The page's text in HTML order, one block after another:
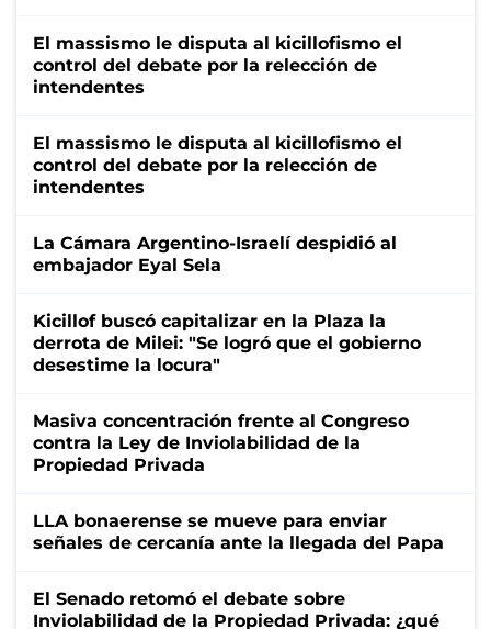
El massismo le disputa al kicillofismo el
control del debate por la relección de
intendentes
El massismo le disputa al kicillofismo el
control del debate por la relección de
intendentes
La Cámara Argentino-Israelí despidió al
embajador Eyal Sela
Kicillof buscó capitalizar en la Plaza la
derrota de Milei: "Se logró que el gobierno
desestime la locura"
Masiva concentración frente al Congreso
contra la Ley de Inviolabilidad de la
Propiedad Privada
LLA bonaerense se mueve para enviar
señales de cercanía ante la llegada del Papa
El Senado retomó el debate sobre
Inviolabilidad de la Propiedad Privada: ¿qué